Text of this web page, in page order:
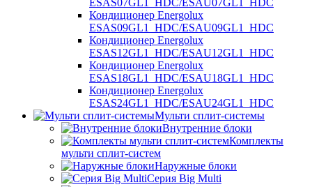
ESAS07GL1_HDC/ESAU07GL1_HDC
Кондиционер Energolux
ESAS09GL1_HDC/ESAU09GL1_HDC
Кондиционер Energolux
ESAS12GL1_HDC/ESAU12GL1_HDC
Кондиционер Energolux
ESAS18GL1_HDC/ESAU18GL1_HDC
Кондиционер Energolux
ESAS24GL1_HDC/ESAU24GL1_HDC
Мульти сплит-системы
Внутренние блоки
Комплекты
мульти сплит-систем
Наружные блоки
Серия Big Multi